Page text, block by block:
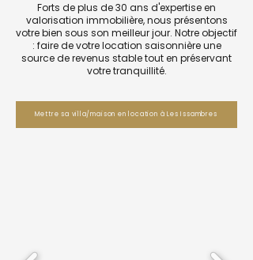
Forts de plus de 30 ans d'expertise en
valorisation immobilière, nous présentons
votre bien sous son meilleur jour. Notre objectif
: faire de votre location saisonnière une
source de revenus stable tout en préservant
votre tranquillité.
Mettre sa villa/maison en location à Les Issambres